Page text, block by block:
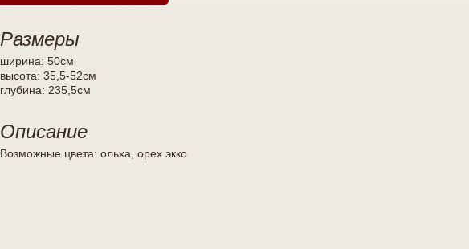
Размеры
ширина: 50см
высота: 35,5-52см
глубина: 235,5см
Описание
Возможные цвета: ольха, орех экко